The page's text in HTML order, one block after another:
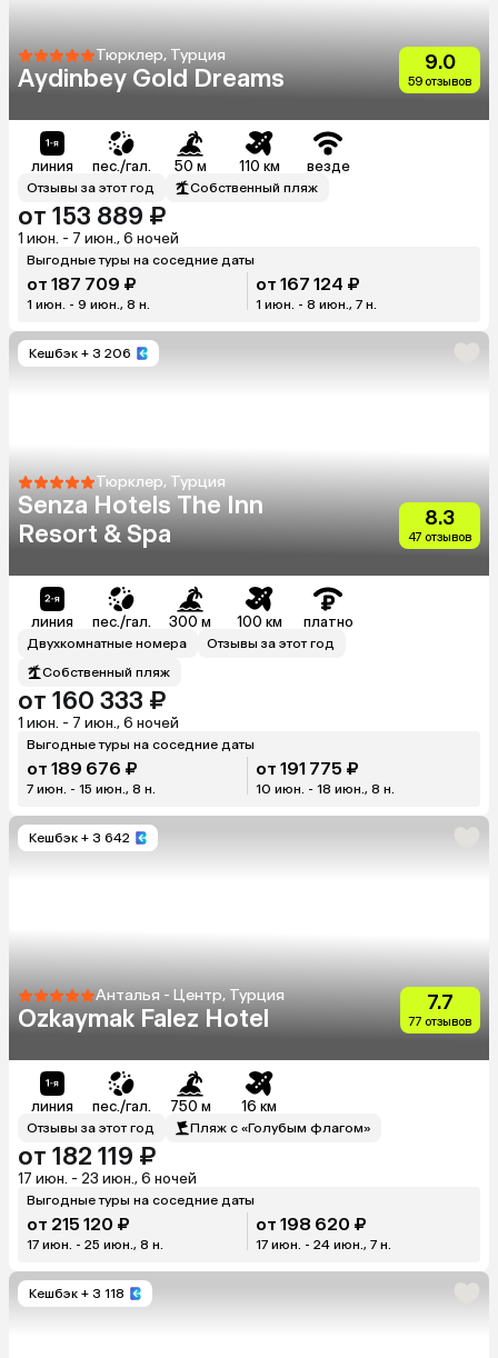
Тюрклер, Турция
Aydinbey Gold Dreams
9.0
59 отзывов
линия пес./гал. 50 м 110 км везде
Отзывы за этот год Собственный пляж
от 153 889 ₽
1 июн. - 7 июн., 6 ночей
Выгодные туры на соседние даты
от 187 709 ₽
1 июн. - 9 июн., 8 н.
от 167 124 ₽
1 июн. - 8 июн., 7 н.
Кешбэк + 3 206
Тюрклер, Турция
Senza Hotels The Inn
Resort & Spa
8.3
47 отзывов
линия пес./гал. 300 м 100 км платно
Двухкомнатные номера
Отзывы за этот год
Собственный пляж
от 160 333 ₽
1 июн. - 7 июн., 6 ночей
Выгодные туры на соседние даты
от 189 676 ₽
7 июн. - 15 июн., 8 н.
от 191 775 ₽
10 июн. - 18 июн., 8 н.
Кешбэк + 3 642
Анталья - Центр, Турция
Ozkaymak Falez Hotel
7.7
77 отзывов
линия пес./гал. 750 м 16 км
Отзывы за этот год Пляж с «Голубым флагом»
от 182 119 ₽
17 июн. - 23 июн., 6 ночей
Выгодные туры на соседние даты
от 215 120 ₽
17 июн. - 25 июн., 8 н.
от 198 620 ₽
17 июн. - 24 июн., 7 н.
Кешбэк + 3 118